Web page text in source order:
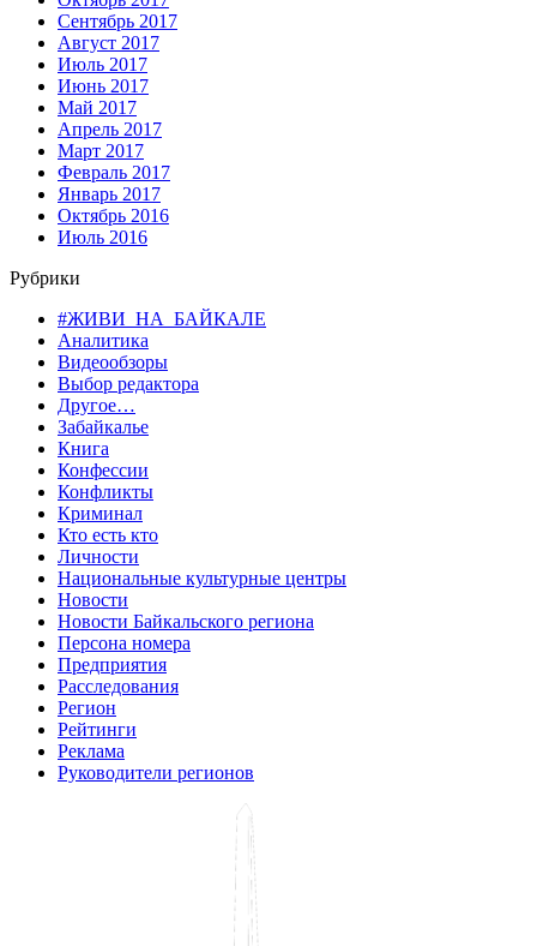
Сентябрь 2017
Август 2017
Июль 2017
Июнь 2017
Май 2017
Апрель 2017
Март 2017
Февраль 2017
Январь 2017
Октябрь 2016
Июль 2016
Рубрики
#ЖИВИ_НА_БАЙКАЛЕ
Аналитика
Видеообзоры
Выбор редактора
Другое…
Забайкалье
Книга
Конфессии
Конфликты
Криминал
Кто есть кто
Личности
Национальные культурные центры
Новости
Новости Байкальского региона
Персона номера
Предприятия
Расследования
Регион
Рейтинги
Реклама
Руководители регионов